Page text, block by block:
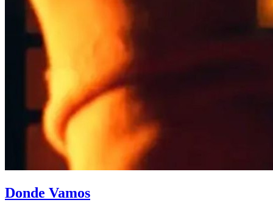
Donde Vamos